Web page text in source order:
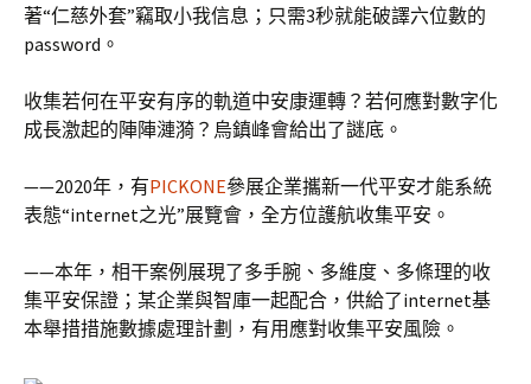
著“仁慈外套”竊取小我信息；只需3秒就能破譯六位數的
password。
收集若何在平安有序的軌道中安康運轉？若何應對數字化
成長激起的陣陣漣漪？烏鎮峰會給出了謎底。
——2020年，有PICKONE參展企業攜新一代平安才能系統
表態“internet之光”展覽會，全方位護航收集平安。
——本年，相干案例展現了多手腕、多維度、多條理的收
集平安保證；某企業與智庫一起配合，供給了internet基
本舉措措施數據處理計劃，有用應對收集平安風險。